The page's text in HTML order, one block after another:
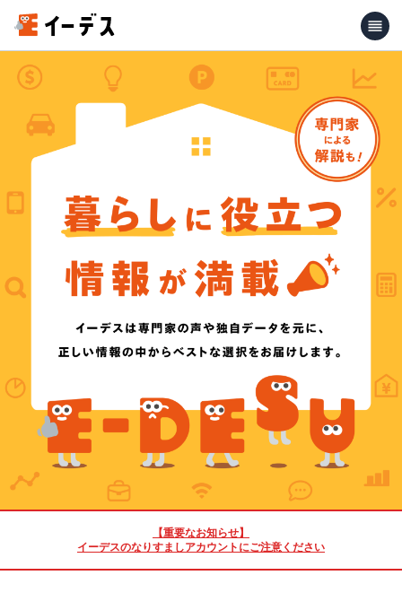
【重要なお知らせ】
イーデスのなりすましアカウントにご注意ください